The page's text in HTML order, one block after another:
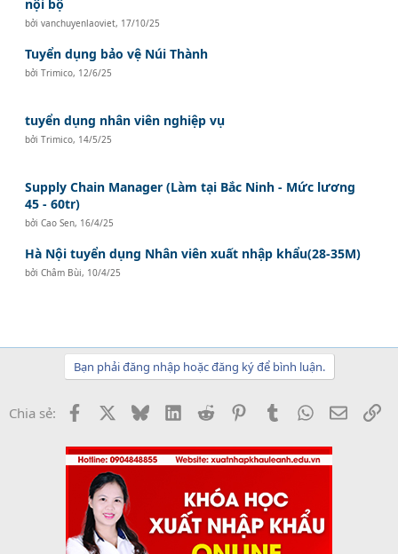
nội bộ
bởivanchuyenlaoviet, 17/10/25
Tuyển dụng bảo vệ Núi Thành
bởiTrimico, 12/6/25
tuyển dụng nhân viên nghiệp vụ
bởiTrimico, 14/5/25
Supply Chain Manager (Làm tại Bắc Ninh - Mức lương
45 - 60tr)
bởiCao Sen, 16/4/25
Hà Nội tuyển dụng Nhân viên xuất nhập khẩu(28-35M)
bởiChâm Bùi, 10/4/25
Bạn phải đăng nhập hoặc đăng ký để bình luận.
Chia sẻ: Facebook BlueskyLinkedInReddit PinterestTumblrWhatsApp
Email